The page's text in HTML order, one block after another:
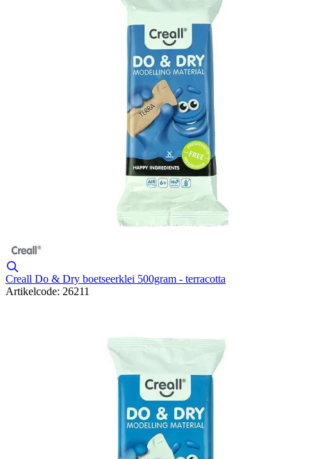
Creall Do & Dry boetseerklei 500gram - terracotta
Artikelcode: 26211